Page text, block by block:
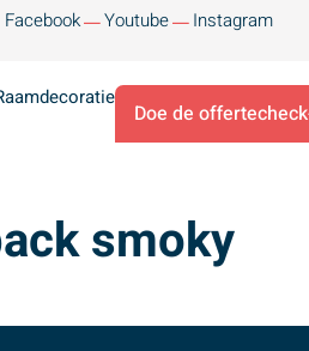
Facebook Youtube Instagram
Doe de offertecheck
smoky